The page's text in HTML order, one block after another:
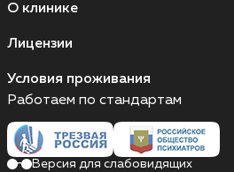
О клинике
Лицензии
Условия проживания
Работаем по стандартам
Версия для слабовидящих